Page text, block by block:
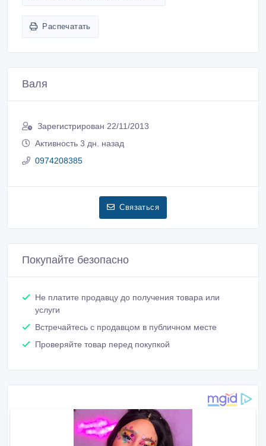
Распечатать
Валя
Зарегистрирован 22/11/2013
Активность 3 дн. назад
0974208385
Связаться
Покупайте безопасно
Не платите продавцу до получения товара или
услуги
Встречайтесь с продавцом в публичном месте
Проверяйте товар перед покупкой